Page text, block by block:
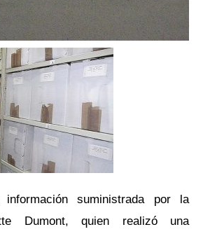
suministrada por la
Dumont, quien realizó una